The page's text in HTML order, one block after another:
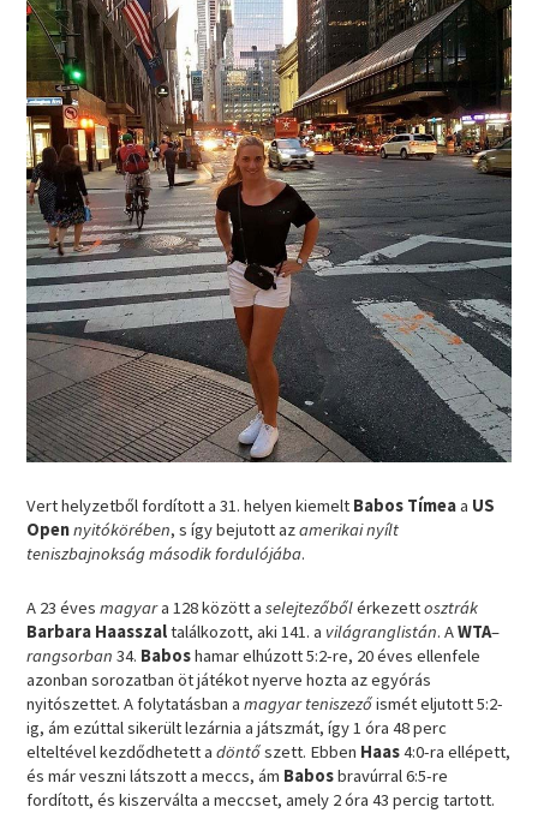
Vert helyzetből fordított a 31. helyen kiemelt Babos Tímeaa US
Opennyitókörében, s így bejutott azamerikai nyílt
teniszbajnokság második fordulójába.
A 23 évesmagyara 128 között aselejtezőbőlérkezettosztrák
Barbara Haasszaltalálkozott, aki 141. a világranglistán. AWTA–
rangsorban 34. Baboshamar elhúzott 5:2-re, 20 éves ellenfele
azonban sorozatban öt játékot nyerve hozta az egyórás
nyitószettet. A folytatásban amagyar teniszezőismét eljutott 5:2-
ig, ám ezúttal sikerült lezárnia a játszmát, így 1 óra 48 perc
elteltével kezdődhetett adöntőszett. Ebben Haas4:0-ra ellépett,
és már veszni látszott a meccs, ám Babosbravúrral 6:5-re
fordított, és kiszerválta a meccset, amely 2 óra 43 percig tartott.